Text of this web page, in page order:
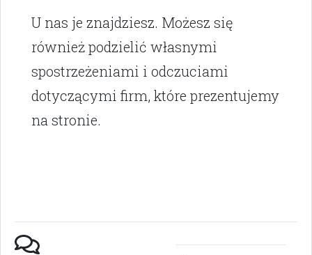
U nas je znajdziesz. Możesz się
również podzielić własnymi
spostrzeżeniami i odczuciami
dotyczącymi firm, które prezentujemy
na stronie.